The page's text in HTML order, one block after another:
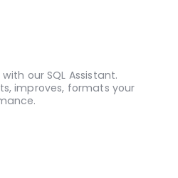
our SQL Assistant.
improves, formats your